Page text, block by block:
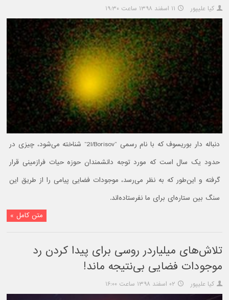
کیا علیپور ۱۱ اسفند ۱۳۹۸ ساعت ۱۹:۳۰
دنباله دار بوریسوف که با نام رسمی “2I/Borisov” شناخته می‌شود، چیزی در
حدود یک سال است که مورد توجه دانشمندان حوزه حیات فرازمینی قرار
گرفته و این‌طور که به نظر می‌رسد، موجودات فضایی پیامی را از طریق این
سنگ بین ستاره‌ای برای ما نفرستاده‌اند.
متن کامل »
تلاش‌های میلیاردر روسی برای پیدا کردن رد
موجودات فضایی بی‌نتیجه ماند!
کیا علیپور ۰۲ اسفند ۱۳۹۸ ساعت ۱۶:۰۰